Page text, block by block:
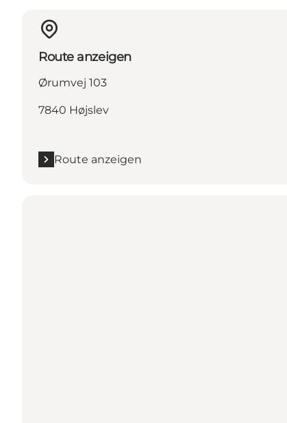
Route anzeigen
Ørumvej 103
7840 Højslev
Route anzeigen